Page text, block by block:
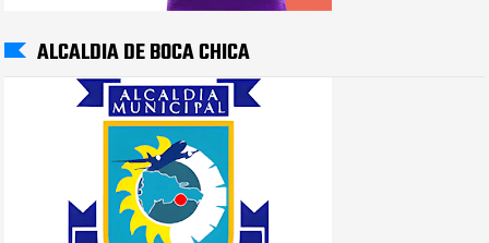
ALCALDIA DE BOCA CHICA